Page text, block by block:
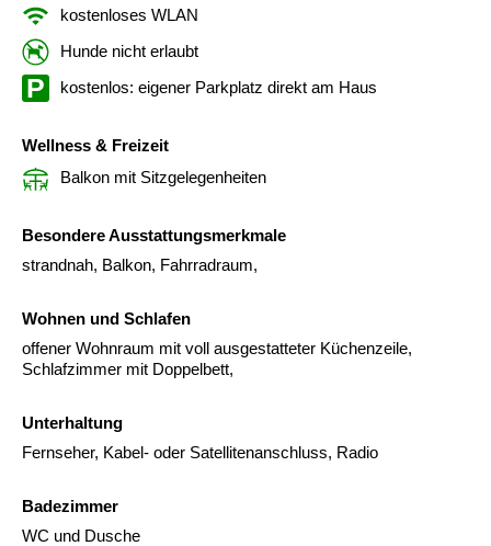
kostenloses WLAN
Hunde nicht erlaubt
kostenlos: eigener Parkplatz direkt am Haus
Wellness & Freizeit
Balkon mit Sitzgelegenheiten
Besondere Ausstattungsmerkmale
strandnah, Balkon, Fahrradraum,
Wohnen und Schlafen
offener Wohnraum mit voll ausgestatteter Küchenzeile,
Schlafzimmer mit Doppelbett,
Unterhaltung
Fernseher, Kabel- oder Satellitenanschluss, Radio
Badezimmer
WC und Dusche